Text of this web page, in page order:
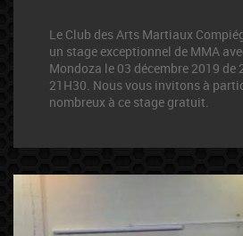
Le Club des Arts Martiaux
un stage exceptionnel de MMA
Mondoza le 03 décembre 2019 de
21H30. Nous vous invitons à
nombreux à ce stage gratuit.